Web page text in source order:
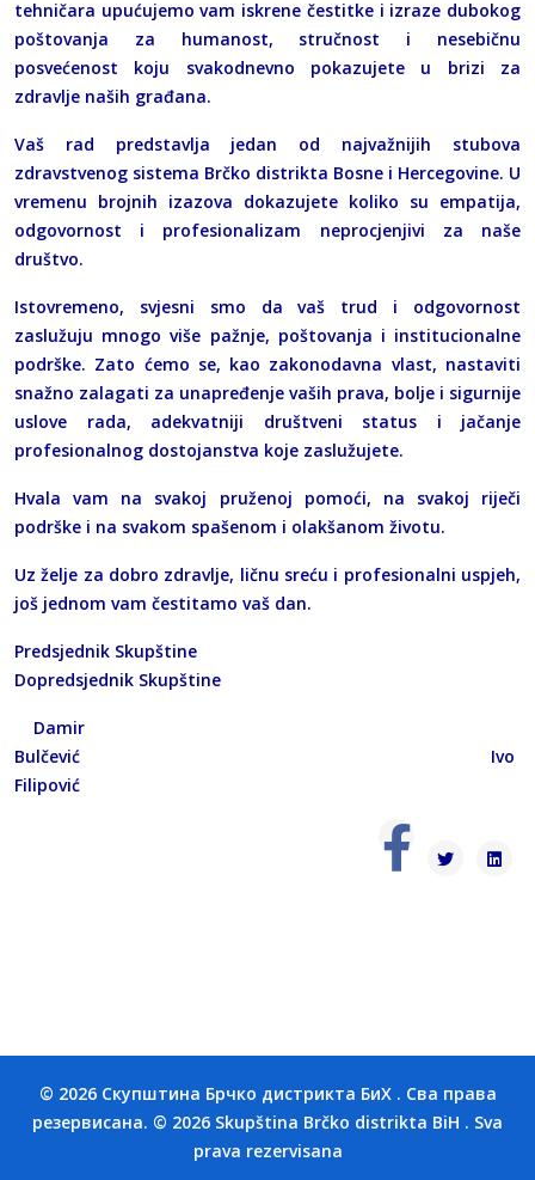
tehničara upućujemo vam iskrene čestitke i izraze dubokog
poštovanja za humanost, stručnost i nesebičnu
posvećenost koju svakodnevno pokazujete u brizi za
zdravlje naših građana.
Vaš rad predstavlja jedan od najvažnijih stubova
zdravstvenog sistema Brčko distrikta Bosne i Hercegovine. U
vremenu brojnih izazova dokazujete koliko su empatija,
odgovornost i profesionalizam neprocjenjivi za naše
društvo.
Istovremeno, svjesni smo da vaš trud i odgovornost
zaslužuju mnogo više pažnje, poštovanja i institucionalne
podrške. Zato ćemo se, kao zakonodavna vlast, nastaviti
snažno zalagati za unapređenje vaših prava, bolje i sigurnije
uslove rada, adekvatniji društveni status i jačanje
profesionalnog dostojanstva koje zaslužujete.
Hvala vam na svakoj pruženoj pomoći, na svakoj riječi
podrške i na svakom spašenom i olakšanom životu.
Uz želje za dobro zdravlje, ličnu sreću i profesionalni uspjeh,
još jednom vam čestitamo vaš dan.
Predsjednik Skupštine
Dopredsjednik Skupštine
Damir
Bulčević Ivo
Filipović
© 2026 Скупштина Брчко дистрикта БиХ . Сва права
резервисана. © 2026 Skupština Brčko distrikta BiH . Sva
prava rezervisana